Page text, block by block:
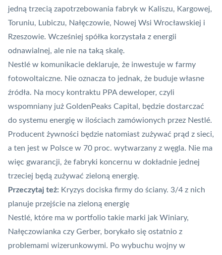
jedną trzecią zapotrzebowania fabryk w Kaliszu, Kargowej,
Toruniu, Lubiczu, Nałęczowie, Nowej Wsi Wrocławskiej i
Rzeszowie. Wcześniej spółka korzystała z energii
odnawialnej, ale nie na taką skalę.
Nestlé w komunikacie deklaruje, że inwestuje w farmy
fotowoltaiczne. Nie oznacza to jednak, że buduje własne
źródła. Na mocy kontraktu PPA deweloper, czyli
wspomniany już GoldenPeaks Capital, będzie dostarczać
do systemu energię w ilościach zamówionych przez Nestlé.
Producent żywności będzie natomiast zużywać prąd z sieci,
a ten jest w Polsce w 70 proc. wytwarzany z węgla. Nie ma
więc gwarancji, że fabryki koncernu w dokładnie jednej
trzeciej będą zużywać zieloną energię.
Przeczytaj też: Kryzys dociska firmy do ściany. 3/4 z nich
planuje przejście na zieloną energię
Nestlé, które ma w portfolio takie marki jak Winiary,
Nałęczowianka czy Gerber, borykało się ostatnio z
problemami wizerunkowymi. Po wybuchu wojny w